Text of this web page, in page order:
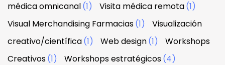
médica omnicanal(1) Visita médica remota(1)
Visual Merchandising Farmacias(1)
Visualización
creativo/científica(1) Web design(1)
Workshops
Creativos(1) Workshops estratégicos(4)